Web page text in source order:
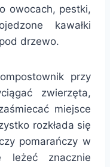
owocach, pestki,
kawałki
drzewo.
przy
zwierzęta,
miejsce
rozkłada się
pomarańczy w
leżeć znacznie